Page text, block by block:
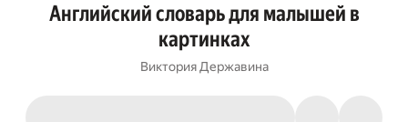
Английский словарь для малышей в
картинках
Виктория Державина